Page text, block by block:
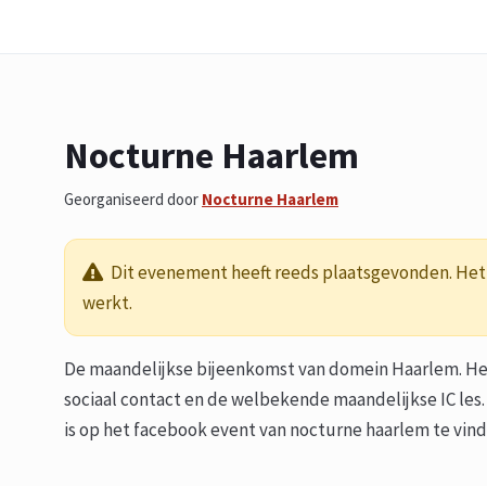
Nocturne Haarlem
Georganiseerd door Nocturne Haarlem
Dit evenement heeft reeds plaatsgevonden.
werkt.
De maandelijkse bijeenkomst van domein Haarlem.
sociaal contact en de welbekende maandelijkse IC
is op het facebook event van nocturne haarlem te